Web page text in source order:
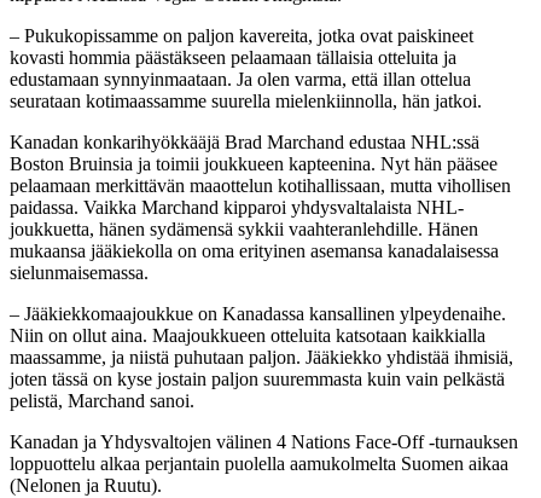
– Pukukopissamme on paljon kavereita, jotka ovat paiskineet
kovasti hommia päästäkseen pelaamaan tällaisia otteluita ja
edustamaan synnyinmaataan. Ja olen varma, että illan ottelua
seurataan kotimaassamme suurella mielenkiinnolla, hän jatkoi.
Kanadan konkarihyökkääjä Brad Marchand edustaa NHL:ssä
Boston Bruinsia ja toimii joukkueen kapteenina. Nyt hän pääsee
pelaamaan merkittävän maaottelun kotihallissaan, mutta vihollisen
paidassa. Vaikka Marchand kipparoi yhdysvaltalaista NHL-
joukkuetta, hänen sydämensä sykkii vaahteranlehdille. Hänen
mukaansa jääkiekolla on oma erityinen asemansa kanadalaisessa
sielunmaisemassa.
– Jääkiekkomaajoukkue on Kanadassa kansallinen ylpeydenaihe.
Niin on ollut aina. Maajoukkueen otteluita katsotaan kaikkialla
maassamme, ja niistä puhutaan paljon. Jääkiekko yhdistää ihmisiä,
joten tässä on kyse jostain paljon suuremmasta kuin vain pelkästä
pelistä, Marchand sanoi.
Kanadan ja Yhdysvaltojen välinen 4 Nations Face-Off -turnauksen
loppuottelu alkaa perjantain puolella aamukolmelta Suomen aikaa
(Nelonen ja Ruutu).